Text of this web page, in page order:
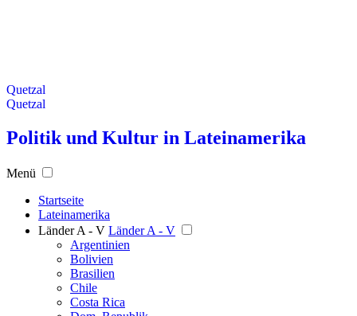
Quetzal
Quetzal
Politik und Kultur in Lateinamerika
Menü
Startseite
Lateinamerika
Länder A - V Länder A - V
Argentinien
Bolivien
Brasilien
Chile
Costa Rica